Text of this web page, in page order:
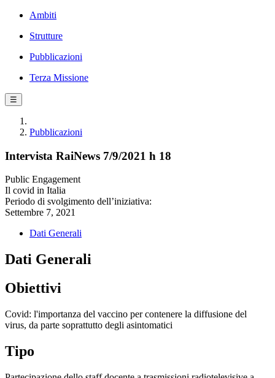
Ambiti
Strutture
Pubblicazioni
Terza Missione
☰
Pubblicazioni
Intervista RaiNews 7/9/2021 h 18
Public Engagement
Il covid in Italia
Periodo di svolgimento dell’iniziativa:
Settembre 7, 2021
Dati Generali
Dati Generali
Obiettivi
Covid: l'importanza del vaccino per contenere la diffusione del
virus, da parte soprattutto degli asintomatici
Tipo